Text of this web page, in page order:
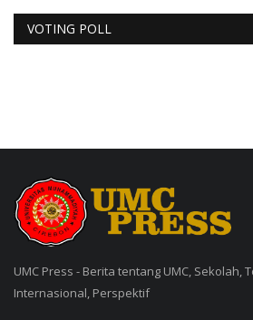
VOTING POLL
UMC Press - Berita tentang UMC, Sekolah,
Internasional, Perspektif